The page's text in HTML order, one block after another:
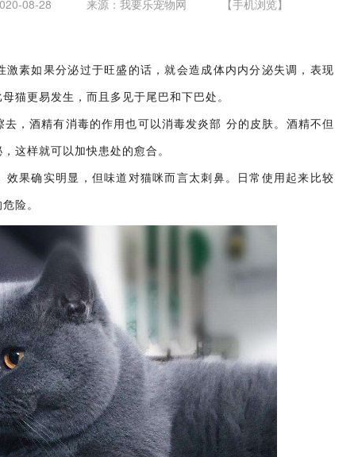
08-28 来源：我要乐宠物网 【手机浏览】
素如果分泌过于旺盛的话，就会造成体内内分泌失调，表现
猫更易发生，而且多见于尾巴和下巴处。
，酒精有消毒的作用也可以消毒发炎部 分的皮肤。酒精不但
这样就可以加快患处的愈合。
果确实明显，但味道对猫咪而言太刺鼻。日常使用起来比较
险。